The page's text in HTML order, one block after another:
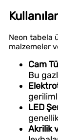
Neon tabela
malzemeler
Cam
Bu
LED
Akrilik